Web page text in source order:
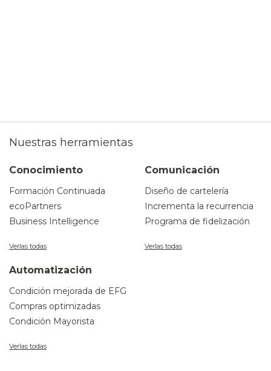
Nuestras herramientas
Conocimiento
Formación Continuada
ecoPartners
Business Intelligence
Verlas todas
Comunicación
Diseño de cartelería
Incrementa la recurrencia
Programa de fidelización
Verlas todas
Automatización
Condición mejorada de EFG
Compras optimizadas
Condición Mayorista
Verlas todas